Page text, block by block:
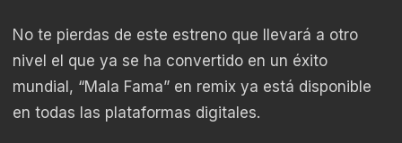
No te pierdas de este estreno que llevará a otro
nivel el que ya se ha convertido en un éxito
mundial, “Mala Fama” en remix ya está disponible
en todas las plataformas digitales.